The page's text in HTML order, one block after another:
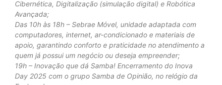
Cibernética, Digitalização (simulação digital) e Robótica
Avançada;
Das 10h às 18h – Sebrae Móvel, unidade adaptada com
computadores, internet, ar-condicionado e materiais de
apoio, garantindo conforto e praticidade no atendimento a
quem já possui um negócio ou deseja empreender;
19h – Inovação que dá Samba! Encerramento do Inova
Day 2025 com o grupo Samba de Opinião, no relógio da